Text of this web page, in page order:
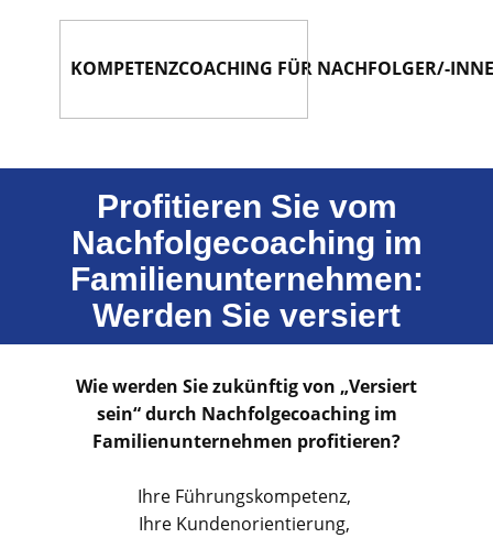
KOMPETENZCOACHING FÜR NACHFOLGER/-
Profitieren Sie vom
Nachfolgecoaching im
Familienunternehmen:
Werden Sie versiert
Wie werden Sie zukünftig von „Versiert
sein“ durch Nachfolgecoaching im
Familienunternehmen profitieren?
Ihre Führungskompetenz,
Ihre Kundenorientierung,